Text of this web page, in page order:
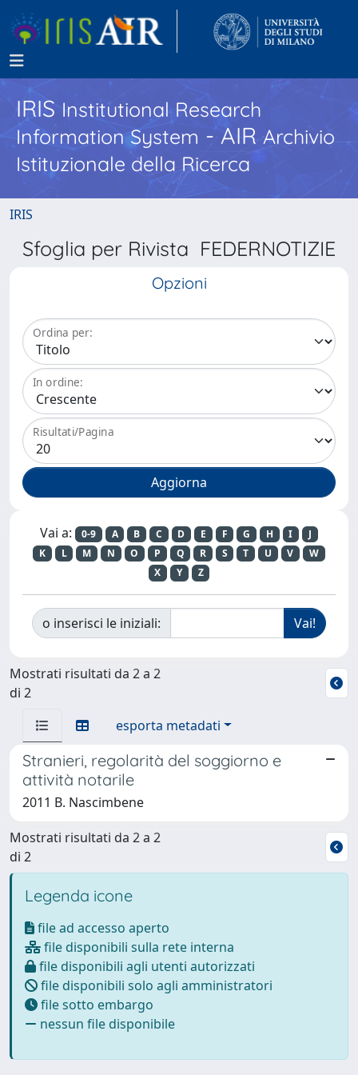
IRISInstitutional Research
Information System - AIR Archivio
Istituzionale della Ricerca
IRIS
Sfoglia per Rivista FEDERNOTIZIE
Opzioni
Ordina per:
In ordine:
Risultati/Pagina
Vai a: 0-9 A B C D E F G H I
J
K
L M N O P Q R S T U V
W
X
Y Z
o inserisci le iniziali:
Mostrati risultati da 2 a 2
di 2
esporta metadati
Stranieri, regolarità del soggiorno e
attività notarile
2011 B. Nascimbene
Mostrati risultati da 2 a 2
di 2
Legenda icone
file ad accesso aperto
file disponibili sulla rete interna
file disponibili agli utenti autorizzati
file disponibili solo agli amministratori
file sotto embargo
nessun file disponibile